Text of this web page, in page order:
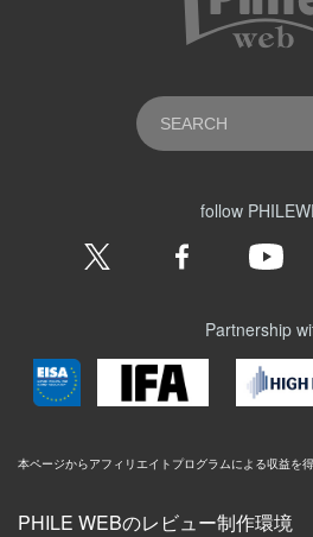
follow
Partnership
本ページからアフィリエイトプログラムによる収益を
PHILE WEBのレビュー制作環境